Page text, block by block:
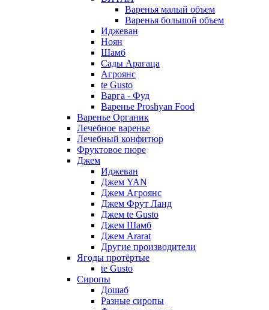
Варенья малый объем
Варенья большой объем
Иджеван
Ноян
Шамб
Сады Арагаца
Агроянс
te Gusto
Варга - Фуд
Варенье Proshyan Food
Варенье Органик
Лечебное варенье
Лечебный конфитюр
Фруктовое пюре
Джем
Иджеван
Джем YAN
Джем Агроянс
Джем Фрут Ланд
Джем te Gusto
Джем Шамб
Джем Ararat
Другие производители
Ягоды протёртые
te Gusto
Сиропы
Дошаб
Разные сиропы